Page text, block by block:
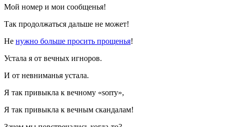
Мой номер и мои сообщенья!
Так продолжаться дальше не может!
Не нужно больше просить прощенья!
Устала я от вечных игноров.
И от невниманья устала.
Я так привыкла к вечному «sorry»,
Я так привыкла к вечным скандалам!